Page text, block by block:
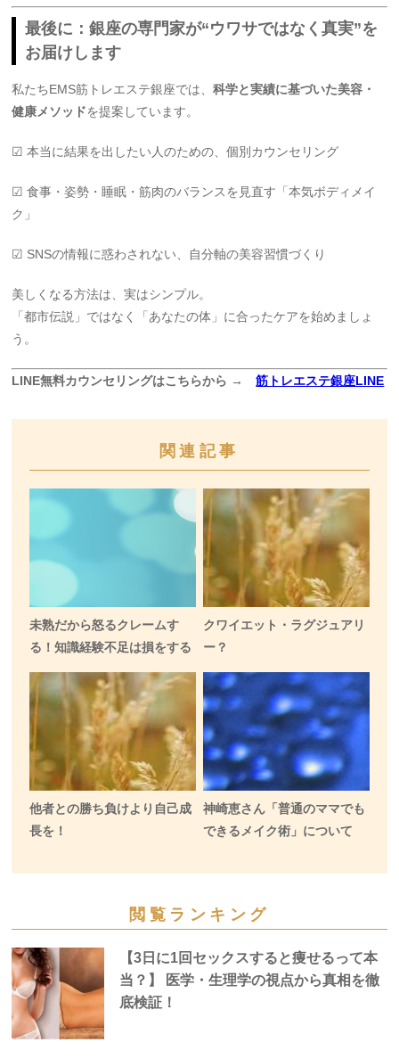
最後に：銀座の専門家が“ウワサではなく真実”を
お届けします
私たちEMS筋トレエステ銀座では、科学と実績に基づいた美容・
健康メソッドを提案しています。
☑ 本当に結果を出したい人のための、個別カウンセリング
☑ 食事・姿勢・睡眠・筋肉のバランスを見直す「本気ボディメイ
ク」
☑ SNSの情報に惑わされない、自分軸の美容習慣づくり
美しくなる方法は、実はシンプル。
「都市伝説」ではなく「あなたの体」に合ったケアを始めましょ
う。
LINE無料カウンセリングはこちらから →筋トレエステ銀座LINE
関連記事
未熟だから怒るクレームす
る！知識経験不足は損をする
クワイエット・ラグジュアリ
ー？
他者との勝ち負けより自己成
長を！
神崎恵さん「普通のママでも
できるメイク術」について
閲覧ランキング
【3日に1回セックスすると痩せるって本
当？】 医学・生理学の視点から真相を徹
底検証！